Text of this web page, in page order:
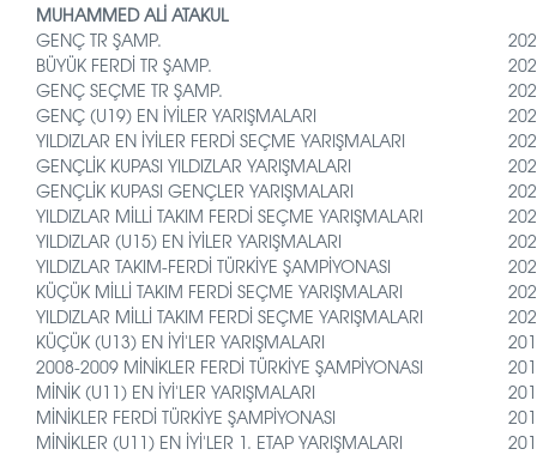
MUHAMMED ALİ ATAKUL
GENÇ TR ŞAMP.
BÜYÜK FERDİ TR ŞAMP.
GENÇ SEÇME TR ŞAMP.
GENÇ (U19) EN İYİLER YARIŞMALARI
YILDIZLAR EN İYİLER FERDİ SEÇME YARIŞMALARI
GENÇLİK KUPASI YILDIZLAR YARIŞMALARI
GENÇLİK KUPASI GENÇLER YARIŞMALARI
YILDIZLAR MİLLİ TAKIM FERDİ SEÇME YARIŞMALARI
YILDIZLAR (U15) EN İYİLER YARIŞMALARI
YILDIZLAR TAKIM-FERDİ TÜRKİYE ŞAMPİYONASI
KÜÇÜK MİLLİ TAKIM FERDİ SEÇME YARIŞMALARI
YILDIZLAR MİLLİ TAKIM FERDİ SEÇME YARIŞMALARI
KÜÇÜK (U13) EN İYİ'LER YARIŞMALARI
2008-2009 MİNİKLER FERDİ TÜRKİYE ŞAMPİYONASI
MİNİK (U11) EN İYİ'LER YARIŞMALARI
MİNİKLER FERDİ TÜRKİYE ŞAMPİYONASI
MİNİKLER (U11) EN İYİ'LER 1. ETAP YARIŞMALARI